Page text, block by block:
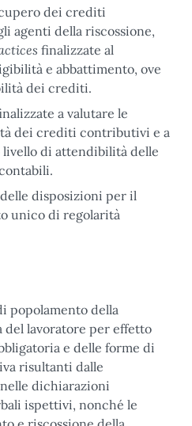
dei crediti
agenti della riscossione,
finalizzate al
e abbattimento, ove
dei crediti.
a valutare le
dei crediti contributivi e a
livello di attendibilità delle
disposizioni per il
unico di regolarità
popolamento della
del lavoratore per effetto
e delle forme di
risultanti dalle
dichiarazioni
ispettivi, nonché le